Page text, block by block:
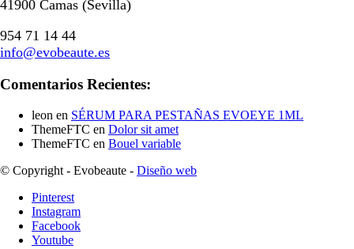
41900 Camas (Sevilla)
954 71 14 44
info@evobeaute.es
Comentarios Recientes:
leon en SÉRUM PARA PESTAÑAS EVOEYE 1ML
ThemeFTC en Dolor sit amet
ThemeFTC en Bouel variable
© Copyright - Evobeaute - Diseño web
Pinterest
Instagram
Facebook
Youtube